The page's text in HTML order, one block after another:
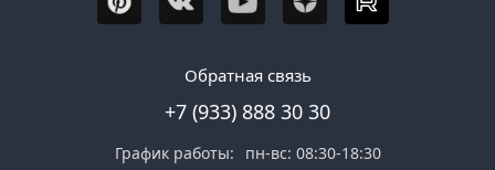
Обратная связь
+7 (933) 888 30 30
График работы: пн-вс: 08:30-18:30